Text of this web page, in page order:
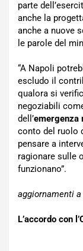
parte
anche la
anche a nuove
le parole del
“A Napoli
escludo il
qualora si
negoziabili
dell’emergenza
conto del ruolo
pensare a
ragionare sulle
funzionano”.
aggiornamenti
L’accordo con